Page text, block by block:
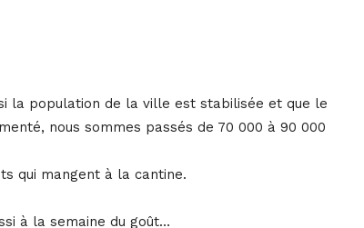
la population de la ville est stabilisée et que le
nous sommes passés de 70 000 à 90 000
qui mangent à la cantine.
à la semaine du goût…